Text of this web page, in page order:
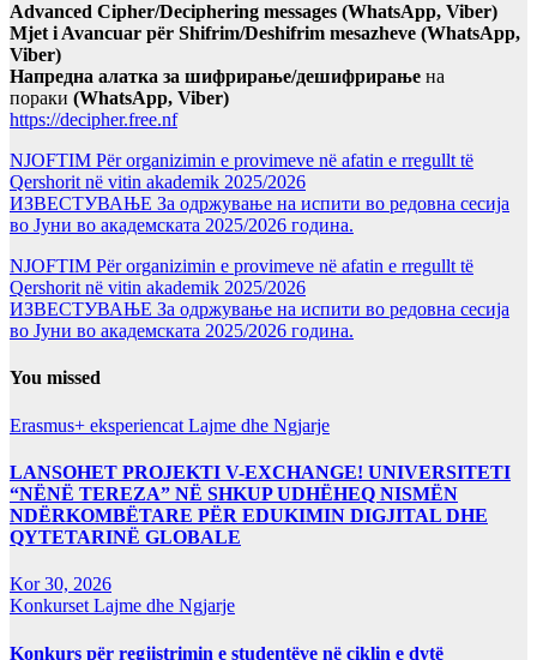
Advanced Cipher/Deciphering messages (WhatsApp, Viber)
Mjet i Avancuar për Shifrim/Deshifrim mesazheve (WhatsApp,
Viber)
Напредна алатка за шифрирање/дешифрирање на
пораки (WhatsApp, Viber)
https://decipher.free.nf
NJOFTIM Për organizimin e provimeve në afatin e rregullt të
Qershorit në vitin akademik 2025/2026
ИЗВЕСТУВАЊЕ За одржување на испити во редовна сесија
во Јуни во академската 2025/2026 година.
NJOFTIM Për organizimin e provimeve në afatin e rregullt të
Qershorit në vitin akademik 2025/2026
ИЗВЕСТУВАЊЕ За одржување на испити во редовна сесија
во Јуни во академската 2025/2026 година.
You missed
Erasmus+ eksperiencat Lajme dhe Ngjarje
LANSOHET PROJEKTI V-EXCHANGE! UNIVERSITETI
“NËNË TEREZA” NË SHKUP UDHËHEQ NISMËN
NDËRKOMBËTARE PËR EDUKIMIN DIGJITAL DHE
QYTETARINË GLOBALE
Kor 30, 2026
Konkurset Lajme dhe Ngjarje
Konkurs për regjistrimin e studentëve në ciklin e dytë